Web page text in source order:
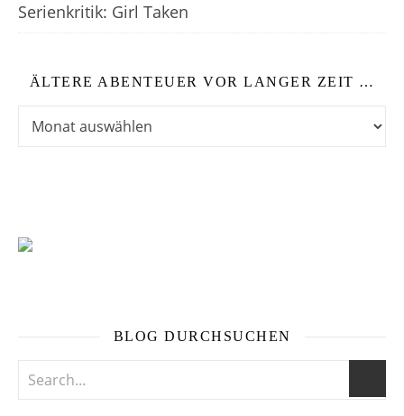
Serienkritik: Girl Taken
ÄLTERE ABENTEUER VOR LANGER ZEIT …
BLOG DURCHSUCHEN